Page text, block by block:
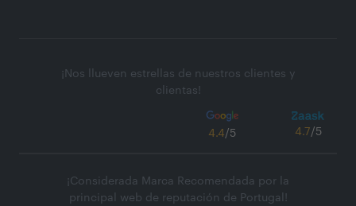
¡Nos llueven estrellas de nuestros clientes y
clientas!
4.4/5 4.7/5
¡Considerada Marca Recomendada por la
principal web de reputación de Portugal!